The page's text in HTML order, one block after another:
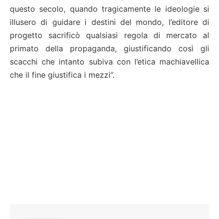
questo secolo, quando tragicamente le ideologie si
illusero di guidare i destini del mondo, l’editore di
progetto sacrificò qualsiasi regola di mercato al
primato della propaganda, giustificando così gli
scacchi che intanto subiva con l’etica machiavellica
che il fine giustifica i mezzi”.